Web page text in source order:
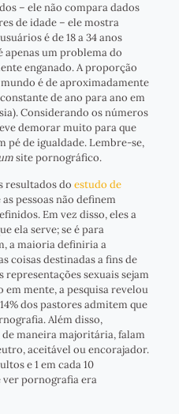
– ele não compara dados
de idade – ele mostra
é de 18 a 34 anos
apenas um problema do
enganado. A proporção
é de aproximadamente
de ano para ano em
Considerando os números
demorar muito para que
pé de igualdade. Lembre-se,
site pornográfico.
resultados do estudo de
pessoas não definem
Em vez disso, eles a
ela serve; se é para
a maioria definiria a
coisas destinadas a fins de
sexuais sejam
em mente, a pesquisa revelou
dos pastores admitem que
Além disso,
maneira majoritária, falam
aceitável ou encorajador.
e 1 em cada 10
ver pornografia era